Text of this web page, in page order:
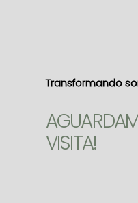
Transformando
VISITA!